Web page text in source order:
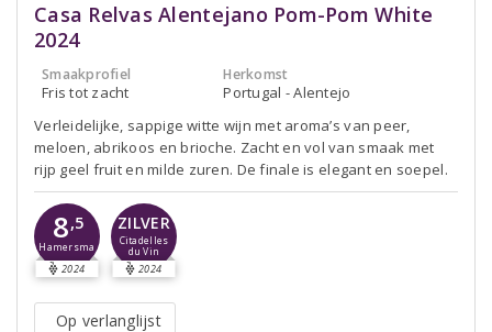
Casa Relvas Alentejano Pom-Pom White
2024
Smaakprofiel
Fris tot zacht
Herkomst
Portugal - Alentejo
Verleidelijke, sappige witte wijn met aroma’s van peer,
meloen, abrikoos en brioche. Zacht en vol van smaak met
rijp geel fruit en milde zuren. De finale is elegant en soepel.
8,5
Hamersma
2024
ZILVER
Citadelles
du Vin
2024
Op verlanglijst